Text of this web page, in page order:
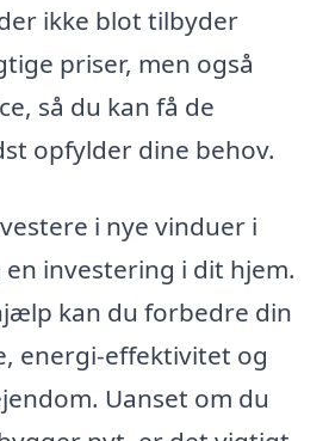
ikke blot tilbyder
priser, men også
så du kan få de
opfylder dine behov.
i nye vinduer i
investering i dit hjem.
kan du forbedre din
energi-effektivitet og
Uanset om du